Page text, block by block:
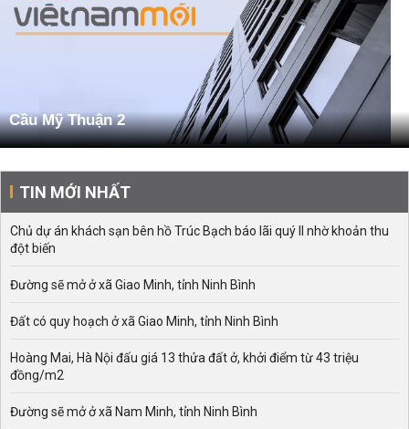
Cầu Mỹ Thuận 2
TIN MỚI NHẤT
Chủ dự án khách sạn bên hồ Trúc Bạch báo lãi quý II nhờ khoản thu
đột biến
Đường sẽ mở ở xã Giao Minh, tỉnh Ninh Bình
Đất có quy hoạch ở xã Giao Minh, tỉnh Ninh Bình
Hoàng Mai, Hà Nội đấu giá 13 thửa đất ở, khởi điểm từ 43 triệu
đồng/m2
Đường sẽ mở ở xã Nam Minh, tỉnh Ninh Bình